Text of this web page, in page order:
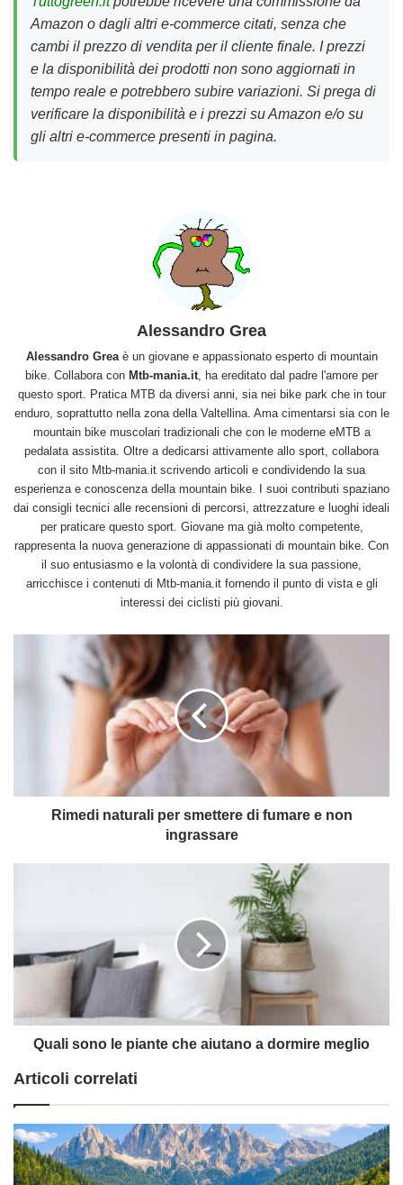
Amazon o dagli altri e-commerce citati, senza che
cambi il prezzo di vendita per il cliente finale. I prezzi
e la disponibilità dei prodotti non sono aggiornati in
tempo reale e potrebbero subire variazioni. Si prega di
verificare la disponibilità e i prezzi su Amazon e/o su
gli altri e-commerce presenti in pagina.
Alessandro Grea
Alessandro Greaè un giovane e appassionato esperto di mountain
bike. Collabora con Mtb-mania.it , ha ereditato dal padre l'amore per
questo sport. Pratica MTB da diversi anni, sia nei bike park che in tour
enduro, soprattutto nella zona della Valtellina. Ama cimentarsi sia con le
mountain bike muscolari tradizionali che con le moderne eMTB a
pedalata assistita. Oltre a dedicarsi attivamente allo sport, collabora
con il sito Mtb-mania.it scrivendo articoli e condividendo la sua
esperienza e conoscenza della mountain bike. I suoi contributi spaziano
dai consigli tecnici alle recensioni di percorsi, attrezzature e luoghi ideali
per praticare questo sport. Giovane ma già molto competente,
rappresenta la nuova generazione di appassionati di mountain bike. Con
il suo entusiasmo e la volontà di condividere la sua passione,
arricchisce i contenuti di Mtb-mania.it fornendo il punto di vista e gli
interessi dei ciclisti più giovani.
ingrassare
Rimedi naturali per smettere di fumare e non
ingrassare
aiutano
meglio
Quali sono le piante che aiutano a dormire meglio
Articoli correlati